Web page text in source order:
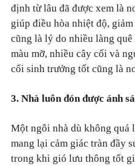
định từ lâu đã được xem là
giúp điều hòa nhiệt độ,
cũng là lý do nhiều làng
màu mỡ, nhiều cây cối và
cối sinh trưởng tốt cũng là
3. Nhà luôn đón được ánh
Một ngôi nhà dù không quá
mang lại cảm giác tràn đầy
trong khi gió lưu thông tốt